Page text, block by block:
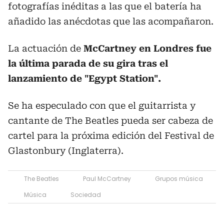
fotografías inéditas a las que el batería ha
añadido las anécdotas que las acompañaron.
La actuación de McCartney en Londres fue
la última parada de su gira tras el
lanzamiento de "Egypt Station".
Se ha especulado con que el guitarrista y
cantante de The Beatles pueda ser cabeza de
cartel para la próxima edición del Festival de
Glastonbury (Inglaterra).
The Beatles Paul McCartney
Grupos música
Música
Sociedad